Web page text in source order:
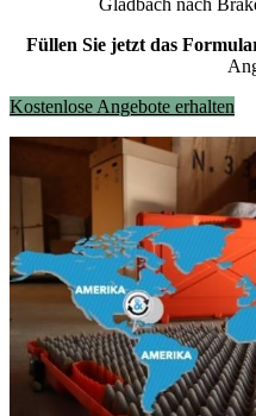
Gladbach nach
Füllen Sie jetzt das
Kostenlose Angebote erhalten